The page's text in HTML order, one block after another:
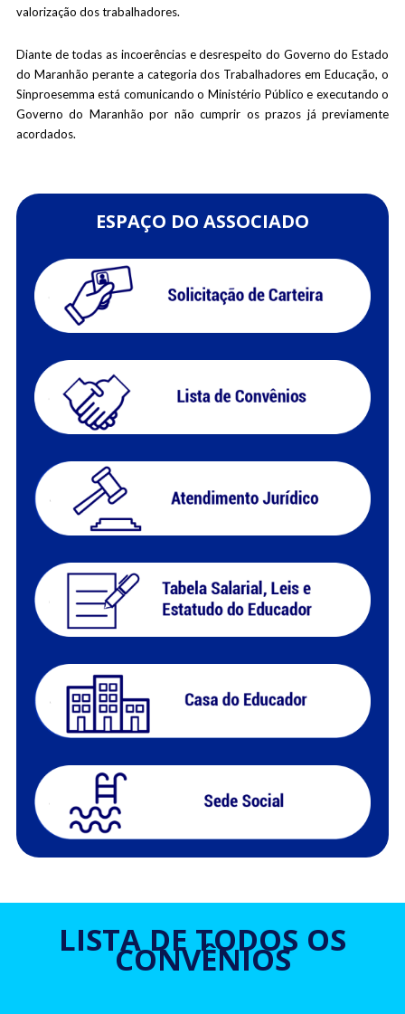
valorização dos trabalhadores.
Diante de todas as incoerências e desrespeito do Governo do Estado
do Maranhão perante a categoria dos Trabalhadores em Educação, o
Sinproesemma está comunicando o Ministério Público e executando o
Governo do Maranhão por não cumprir os prazos já previamente
acordados.
ESPAÇO DO ASSOCIADO
LISTA DE TODOS OS
CONVÊNIOS